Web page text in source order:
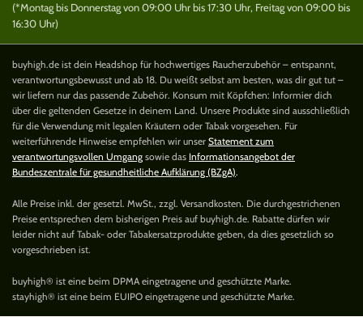
(*Montag bis Donnerstag von 09:00 Uhr bis 17:30 Uhr, Freitag von 09:00 bis
16:30 Uhr)
buyhigh.de ist dein Headshop für hochwertiges Raucherzubehör – entspannt,
verantwortungsbewusst und ab 18. Du weißt selbst am besten, was dir gut tut –
wir liefern nur das passende Zubehör. Konsum mit Köpfchen: Informier dich
über die geltenden Gesetze in deinem Land. Unsere Produkte sind ausschließlich
für die Verwendung mit legalen Kräutern oder Tabak vorgesehen. Für
weiterführende Hinweise empfehlen wir unser Statement zum
verantwortungsvollen Umgang sowie das Informationsangebot der
Bundeszentrale für gesundheitliche Aufklärung (BZgA).
Alle Preise inkl. der gesetzl. MwSt., zzgl. Versandkosten. Die durchgestrichenen
Preise entsprechen dem bisherigen Preis auf buyhigh.de. Rabatte dürfen wir
leider nicht auf Tabak- oder Tabakersatzprodukte geben, da dies gesetzlich so
vorgeschrieben ist.
buyhigh® ist eine beim DPMA eingetragene und geschützte Marke.
stayhigh® ist eine beim EUIPO eingetragene und geschützte Marke.